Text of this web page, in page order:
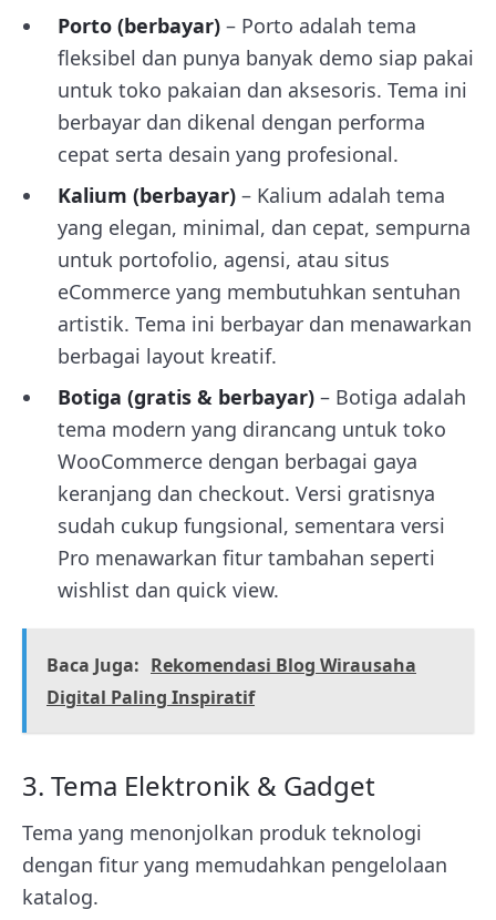
Porto (berbayar) – Porto adalah tema
fleksibel dan punya banyak demo siap pakai
untuk toko pakaian dan aksesoris. Tema ini
berbayar dan dikenal dengan performa
cepat serta desain yang profesional.
Kalium (berbayar) – Kalium adalah tema
yang elegan, minimal, dan cepat, sempurna
untuk portofolio, agensi, atau situs
eCommerce yang membutuhkan sentuhan
artistik. Tema ini berbayar dan menawarkan
berbagai layout kreatif.
Botiga (gratis & berbayar) – Botiga adalah
tema modern yang dirancang untuk toko
WooCommerce dengan berbagai gaya
keranjang dan checkout. Versi gratisnya
sudah cukup fungsional, sementara versi
Pro menawarkan fitur tambahan seperti
wishlist dan quick view.
Baca Juga: Rekomendasi Blog Wirausaha
Digital Paling Inspiratif
3. Tema Elektronik & Gadget
Tema yang menonjolkan produk teknologi
dengan fitur yang memudahkan pengelolaan
katalog.